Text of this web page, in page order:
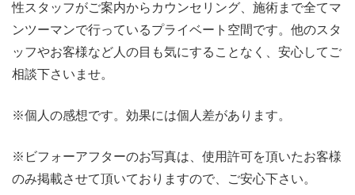
性スタッフがご案内からカウンセリング、施術まで全てマ
ンツーマンで行っているプライベート空間です。他のスタ
ッフやお客様など人の目も気にすることなく、安心してご
相談下さいませ。
※個人の感想です。効果には個人差があります。
※ビフォーアフターのお写真は、使用許可を頂いたお客様
のみ掲載させて頂いておりますので、ご安心下さい。